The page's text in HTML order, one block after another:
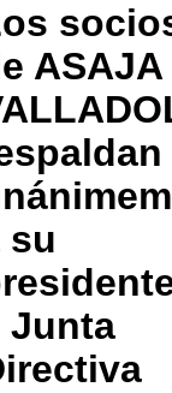
ASAJA
su
Junta